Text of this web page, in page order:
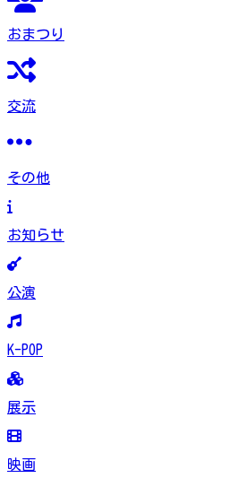
おまつり
交流
その他
お知らせ
公演
K-POP
展示
映画